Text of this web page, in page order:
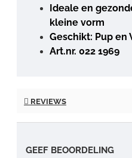
Ideale en
kleine vorm
Geschikt: Pup en
Art.nr. 022 1969
REVIEWS
GEEF BEOORDELING